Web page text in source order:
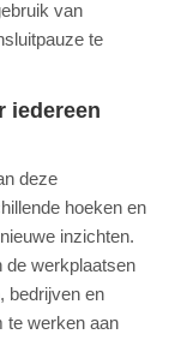
van
te
iedereen
deze
hoeken en
inzichten.
de werkplaatsen
bedrijven en
te werken aan